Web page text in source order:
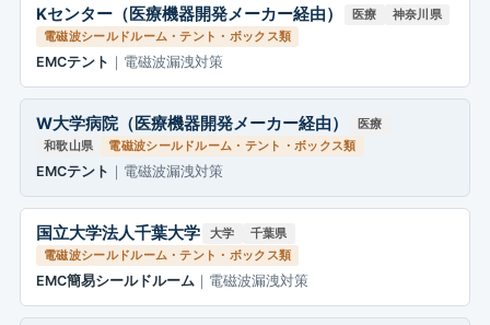
Kセンター（医療機器開発メーカー経由） 医療
神奈川県
電磁波シールドルーム・テント・ボックス類
EMCテント ｜電磁波漏洩対策
W大学病院（医療機器開発メーカー経由）
医療
和歌山県
電磁波シールドルーム・テント・ボックス類
EMCテント ｜電磁波漏洩対策
国立大学法人千葉大学 大学
千葉県
電磁波シールドルーム・テント・ボックス類
EMC簡易シールドルーム ｜電磁波漏洩対策